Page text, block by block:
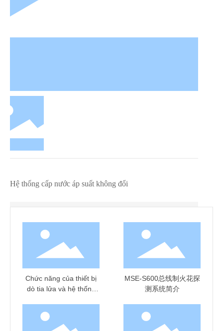
Hệ thống cấp nước áp suất không đổi
Chức năng của thiết bị
dò tia lửa và hệ thống
MSE-S600总线制火花探
测系统简介